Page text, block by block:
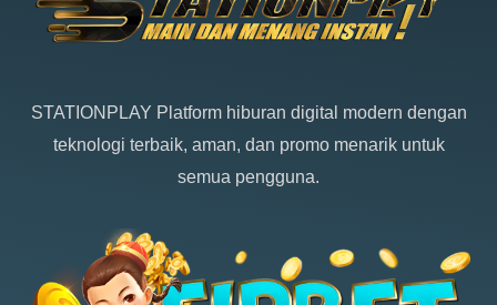
STATIONPLAY Platform hiburan digital modern dengan
teknologi terbaik, aman, dan promo menarik untuk
semua pengguna.